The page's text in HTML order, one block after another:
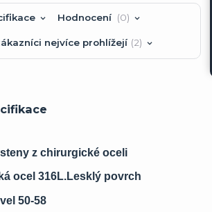
Hodnocení 0
nejvíce prohlížejí 2
z chirurgické oceli
ocel 316L.Lesklý povrch
50-58